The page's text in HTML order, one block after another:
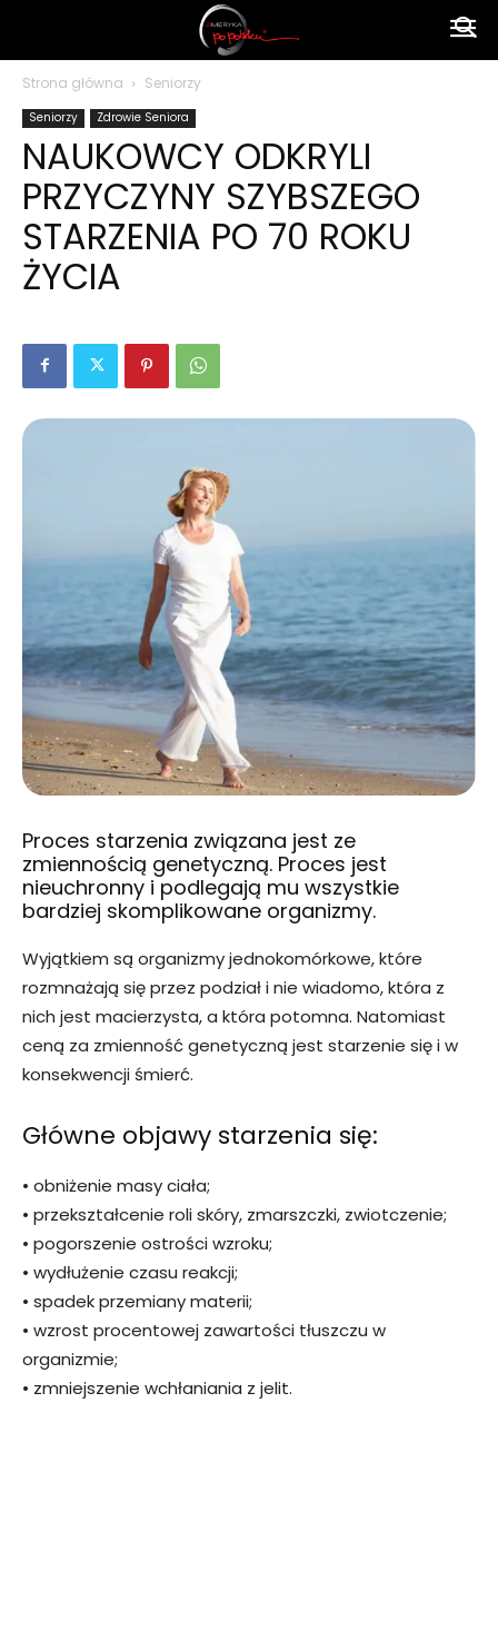
polsku
Strona główna Seniorzy
Seniorzy Zdrowie Seniora
NAUKOWCY ODKRYLI
PRZYCZYNY SZYBSZEGO
STARZENIA PO 70 ROKU
ŻYCIA
Proces starzenia związana jest ze
zmiennością genetyczną. Proces jest
nieuchronny i podlegają mu wszystkie
bardziej skomplikowane organizmy.
Wyjątkiem są organizmy jednokomórkowe, które
rozmnażają się przez podział i nie wiadomo, która z
nich jest macierzysta, a która potomna. Natomiast
ceną za zmienność genetyczną jest starzenie się i w
konsekwencji śmierć.
Główne objawy starzenia się:
• obniżenie masy ciała;
• przekształcenie roli skóry, zmarszczki, zwiotczenie;
• pogorszenie ostrości wzroku;
• wydłużenie czasu reakcji;
• spadek przemiany materii;
• wzrost procentowej zawartości tłuszczu w
organizmie;
• zmniejszenie wchłaniania z jelit.